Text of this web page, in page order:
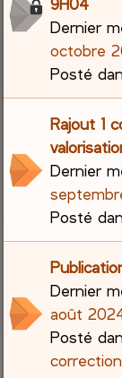
Dernier
octobre
Posté
Rajout 1
Dernier
Posté
Dernier
août
Posté